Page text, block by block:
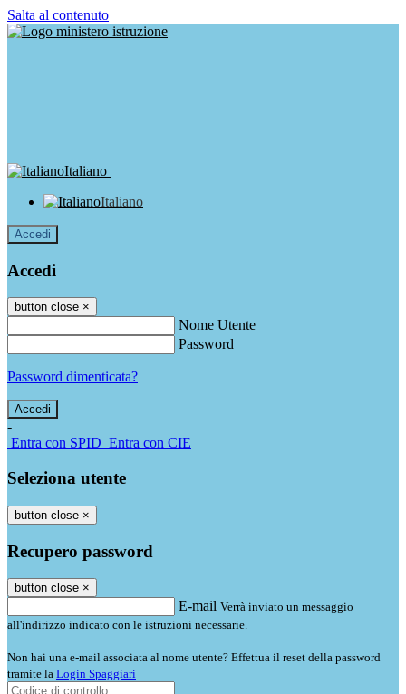
Salta al contenuto
Italiano
Italiano
Accedi
Accedi
button close ×
Nome Utente
Password
Password dimenticata?
-
Entra con SPID Entra con CIE
Seleziona utente
button close ×
Recupero password
button close ×
E-mail Verrà inviato un messaggio
all'indirizzo indicato con le istruzioni necessarie.
Non hai una e-mail associata al nome utente? Effettua il reset della password
tramite la Login Spaggiari